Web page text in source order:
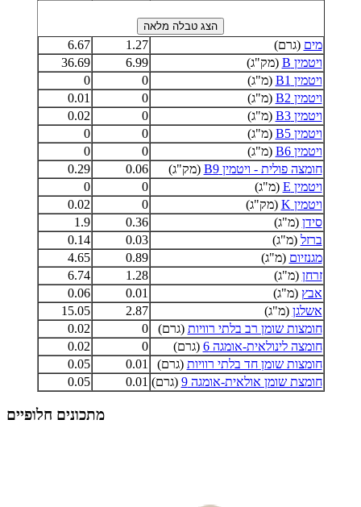
מים (גרם) 1.27
6.67
ויטמין B
(מק"ג) 6.99
36.69
ויטמין B1
(מ"ג) 0
0
ויטמין B2
(מ"ג) 0
0.01
ויטמין B3
(מ"ג) 0
0.02
ויטמין B5
(מ"ג) 0
0
ויטמין B6
(מ"ג) 0
0
חומצה פולית - ויטמין B9
(מק"ג) 0.06
0.29
ויטמין E
(מ"ג) 0
0
ויטמין K
(מק"ג) 0
0.02
סידן (מ"ג) 0.36
1.9
ברזל (מ"ג) 0.03
0.14
מגנזיום (מ"ג) 0.89
4.65
זרחן (מ"ג) 1.28
6.74
אבץ (מ"ג) 0.01
0.06
אשלגן (מ"ג) 2.87
15.05
חומצות שומן רב בלתי רוויות (גרם) 0
0.02
חומצה לינולאית-אומגה 6
(גרם) 0
0.02
חומצות שומן חד בלתי רוויות (גרם) 0.01
0.05
חומצת שומן אולאית-אומגה 9
(גרם) 0.01
0.05
מתכונים חלופיים